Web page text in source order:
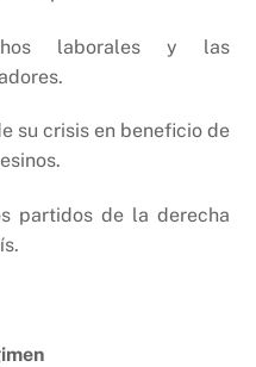
laborales y las
su crisis en beneficio de
partidos de la derecha